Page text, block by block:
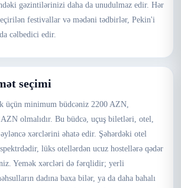
gəzintilərinizi daha da unudulmaz edir. Hər
festivallar və mədəni tədbirlər, Pekin'i
cəlbedici edir.
seçimi
üçün minimum büdcəniz 2200 AZN,
olmalıdır. Bu büdcə, uçuş biletləri, otel,
xərclərini əhatə edir. Şəhərdəki otel
lüks otellərdən ucuz hostellərə qədər
Yemək xərcləri də fərqlidir; yerli
dadına baxa bilər, ya da daha bahalı